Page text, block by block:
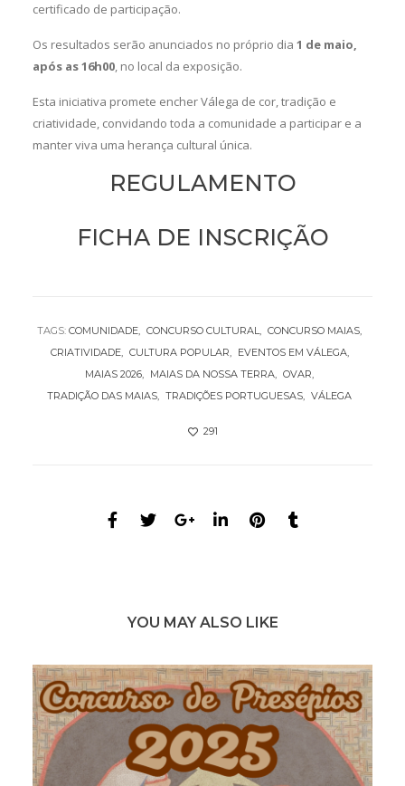
certificado de participação.
Os resultados serão anunciados no próprio dia 1 de maio,
após as 16h00, no local da exposição.
Esta iniciativa promete encher Válega de cor, tradição e
criatividade, convidando toda a comunidade a participar e a
manter viva uma herança cultural única.
REGULAMENTO
FICHA DE INSCRIÇÃO
TAGS: COMUNIDADE CONCURSO CULTURAL
CONCURSO MAIAS
CRIATIVIDADE
CULTURA POPULAR
EVENTOS EM VÁLEGA
MAIAS 2026
MAIAS DA NOSSA TERRA
OVAR
TRADIÇÃO DAS MAIAS
TRADIÇÕES PORTUGUESAS VÁLEGA
291
YOU MAY ALSO LIKE